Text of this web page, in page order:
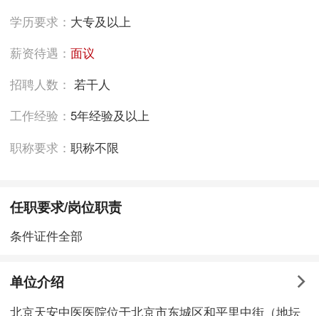
学历要求： 大专及以上
薪资待遇：面议
招聘人数：若干人
工作经验：5年经验及以上
职称要求：职称不限
任职要求/岗位职责
条件证件全部
单位介绍
北京天安中医医院位于北京市东城区和平里中街（地坛